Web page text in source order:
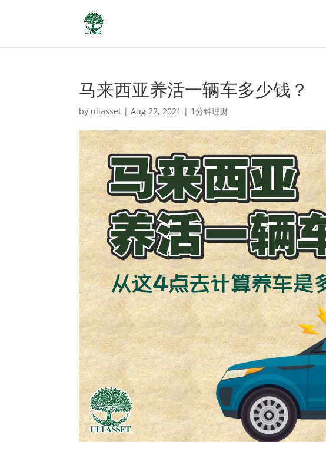
马来西亚养活一辆车多少钱？
by uliasset |Aug 22, 2021 | 1分钟理财